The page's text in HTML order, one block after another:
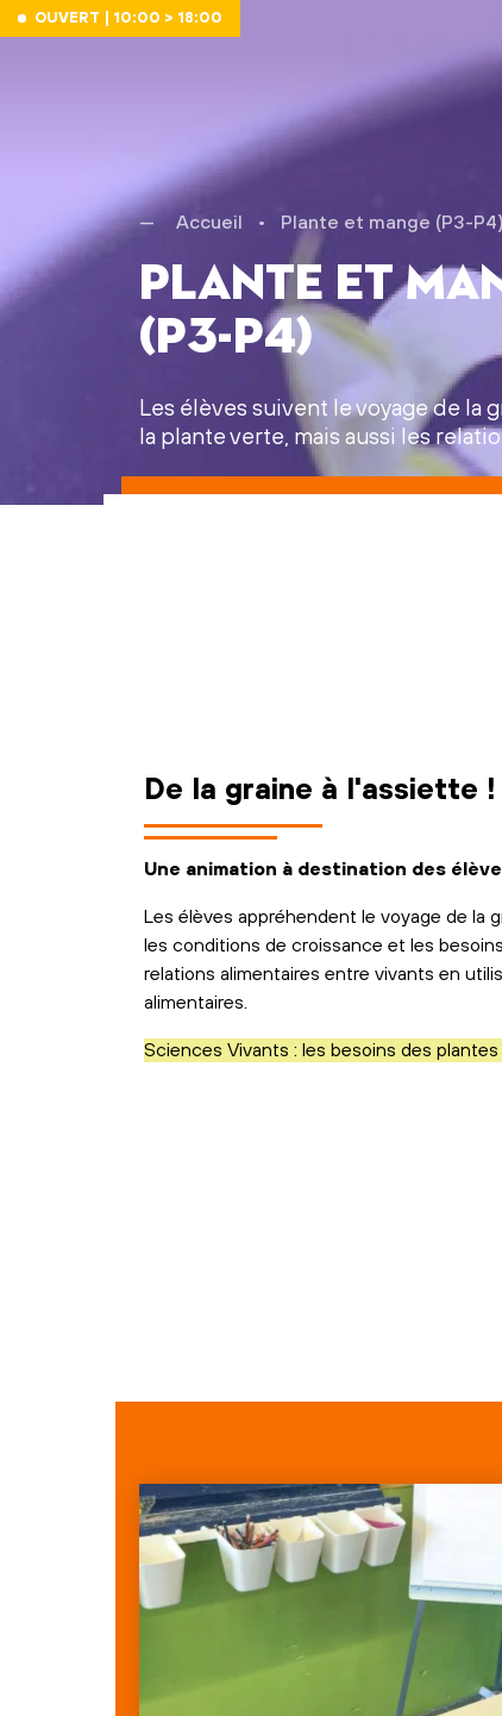
Aller au contenu
OUVERT | 10:00 > 18:00
Plante et
(P3-P4)
Les élèves suivent le voyage de la
la plante verte, mais aussi les
Accueil • Plante et mange (P3-P4)
De la graine à l'assiette !
Une animation à destination des
Les élèves appréhendent le voyage de la
les conditions de croissance et les
relations alimentaires entre vivants en
alimentaires.
Sciences Vivants : les besoins des